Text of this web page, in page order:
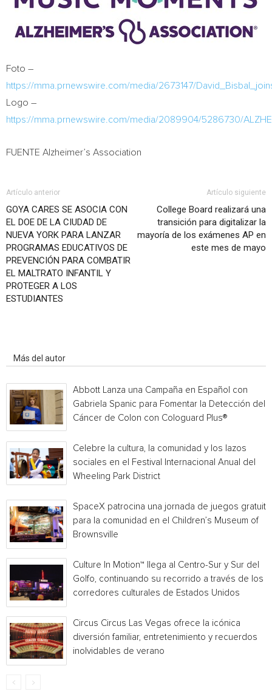
Foto –
https://mma.prnewswire.com/media/2673147/
Logo –
https://mma.prnewswire.com/media/2089904/5286730/
FUENTE Alzheimer’s Association
Artículo anterior
GOYA CARES SE ASOCIA CON
EL DOE DE LA CIUDAD DE
NUEVA YORK PARA LANZAR
PROGRAMAS EDUCATIVOS DE
PREVENCIÓN PARA COMBATIR
EL MALTRATO INFANTIL Y
PROTEGER A LOS
ESTUDIANTES
Artículo siguiente
College Board realizará una
transición para digitalizar la
mayoría de los exámenes AP en
este mes de mayo
Más del autor
Abbott Lanza una Campaña en Español con
Gabriela Spanic para Fomentar la Detección del
Cáncer de Colon con Cologuard Plus®
Celebre la cultura, la comunidad y los lazos
sociales en el Festival Internacional Anual del
Wheeling Park District
SpaceX patrocina una jornada de juegos gratuita
para la comunidad en el Children’s Museum of
Brownsville
Culture In Motion™ llega al Centro-Sur y Sur del
Golfo, continuando su recorrido a través de los
corredores culturales de Estados Unidos
Circus Circus Las Vegas ofrece la icónica
diversión familiar, entretenimiento y recuerdos
inolvidables de verano